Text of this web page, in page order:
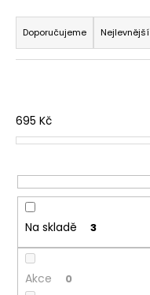
Ř
a
z
í
p
o
d
u
k
ů
Doporučujeme Nejlevnější
695 Kč
Na skladě 3
Akce 0